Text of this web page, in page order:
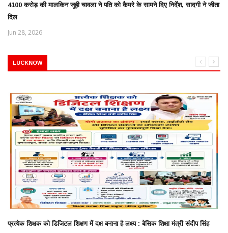
4100 करोड़ की मालकिन जूही चावला ने पति को कैमरे के सामने दिए निर्देश, सादगी ने जीता
दिल
Jun 28, 2026
LUCKNOW
प्रत्येक शिक्षक को डिजिटल शिक्षण में दक्ष बनाना है लक्ष्य : बेसिक शिक्षा मंत्री संदीप सिंह